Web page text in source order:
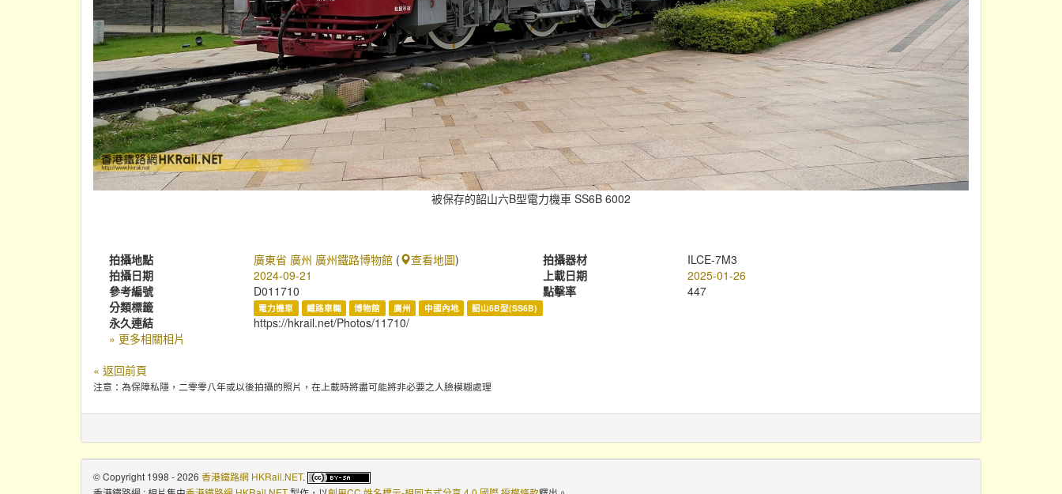
被保存的韶山六B型電力機車 SS6B 6002
拍攝地點 廣東省 廣州 廣州鐵路博物館 ( 查看地圖) 拍攝器材
ILCE-7M3
拍攝日期
2024-09-21 上載日期
2025-01-26
參考編號
D011710 點擊率
447
分類標籤
電力機車 鐵路車輛 博物館 廣州 中國內地 韶山6B型(SS6B)
永久連結
https://hkrail.net/Photos/11710/
» 更多相關相片
« 返回前頁
注意：為保障私隱，二零零八年或以後拍攝的照片，在上載時將盡可能將非必要之人臉模糊處理
© Copyright 1998 - 2026 香港鐵路網 HKRail.NET.